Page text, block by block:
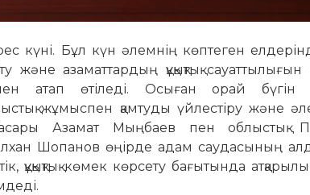
күні. Бұл күн әлемнің көптеген
азаматтардың құқықтық сауаттылығын
атап өтіледі. Осыған орай бүгін
жұмыспен қамтуды үйлестіру және
Азамат Мыңбаев пен облыстық
Шопанов өңірде адам саудасының
көмек көрсету бағытында